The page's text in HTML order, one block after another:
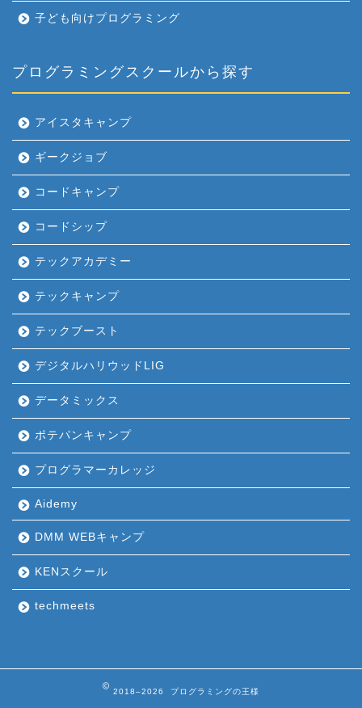
子ども向けプログラミング
プログラミングスクールから探す
アイスタキャンプ
ギークジョブ
コードキャンプ
コードシップ
テックアカデミー
テックキャンプ
テックブースト
デジタルハリウッドLIG
データミックス
ポテパンキャンプ
プログラマーカレッジ
Aidemy
DMM WEBキャンプ
KENスクール
techmeets
2018–2026 プログラミングの王様